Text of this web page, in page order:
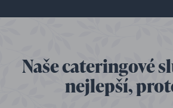
Naše cateringové
nejlepší,